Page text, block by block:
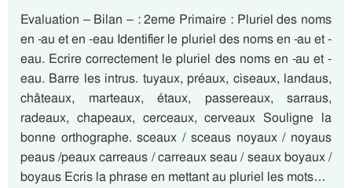
Evaluation – Bilan – : 2eme Primaire : Pluriel des noms
en -au et en -eau Identifier le pluriel des noms en -au et -
eau. Ecrire correctement le pluriel des noms en -au et -
eau. Barre les intrus. tuyaux, préaux, ciseaux, landaus,
châteaux, marteaux, étaux, passereaux, sarraus,
radeaux, chapeaux, cerceaux, cerveaux Souligne la
bonne orthographe. sceaux / sceaus noyaux / noyaus
peaus /peaux carreaus / carreaux seau / seaux boyaux /
boyaus Ecris la phrase en mettant au pluriel les mots…